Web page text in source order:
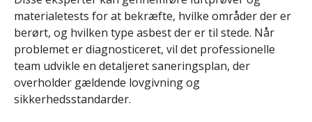
materialetests for at bekræfte, hvilke områder der er
berørt, og hvilken type asbest der er til stede. Når
problemet er diagnosticeret, vil det professionelle
team udvikle en detaljeret saneringsplan, der
overholder gældende lovgivning og
sikkerhedsstandarder.